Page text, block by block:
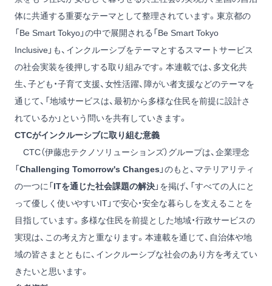
体に共通する重要なテーマとして整理されています。東京都の
「Be Smart Tokyo」の中で展開される「Be Smart Tokyo
Inclusive」も、インクルーシブをテーマとするスマートサービス
の社会実装を後押しする取り組みです。本連載では、多文化共
生、子ども・子育て支援、女性活躍、障がい者支援などのテーマを
通じて、「地域サービスは、最初から多様な住民を前提に設計さ
れているか」という問いを共有していきます。
CTCがインクルーシブに取り組む意義
CTC（伊藤忠テクノソリューションズ）グループは、企業理念
「 Challenging Tomorrow's Changes 」のもと、マテリアリティ
の一つに「 ITを通じた社会課題の解決」を掲げ、「すべての人にと
って優しく使いやすいIT」で安心・安全な暮らしを支えることを
目指しています。多様な住民を前提とした地域・行政サービスの
実現は、この考え方と重なります。本連載を通じて、自治体や地
域の皆さまとともに、インクルーシブな社会のあり方を考えてい
きたいと思います。